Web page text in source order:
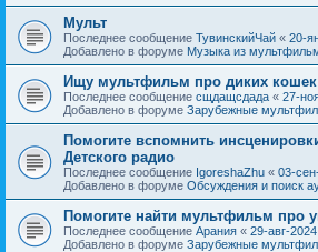
Мульт
Последнее сообщение ТувинскийЧай « 20-
Добавлено в форуме Музыка из
Ищу мультфильм про диких
Последнее сообщение сщдащсдада « 27-
Добавлено в форуме Зарубежные
Помогите вспомнить
Детского радио
Последнее сообщение IgoreshaZhu « 03-
Добавлено в форуме Обсуждения и поиск
Помогите найти мультфильм про
Последнее сообщение Арания « 29-авг-
Добавлено в форуме Зарубежные